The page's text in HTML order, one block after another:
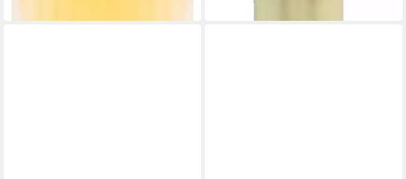
in 3-4 Werktagen bei dir